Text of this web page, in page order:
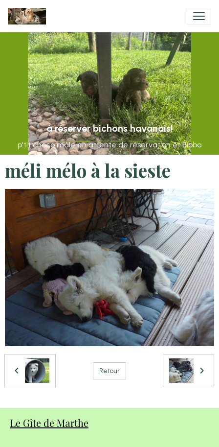
à réserver bichons havanais!
p'tit choco mâle en attente de réservation et Bibba
méli mélo à la sieste
Retour
Le Gîte de Marthe